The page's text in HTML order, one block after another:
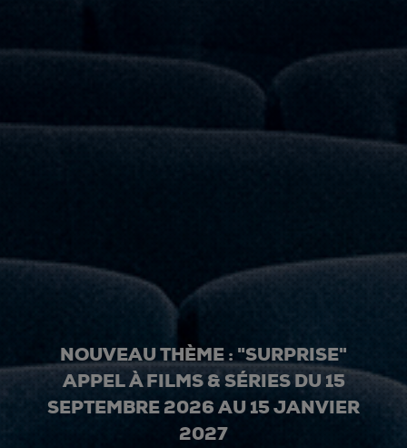
NOUVEAU THÈME : "SURPRISE"
APPEL À FILMS & SÉRIES DU 15
SEPTEMBRE 2026 AU 15 JANVIER
2027